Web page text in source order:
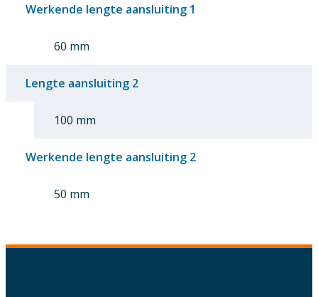
Werkende lengte aansluiting 1
60 mm
Lengte aansluiting 2
100 mm
Werkende lengte aansluiting 2
50 mm